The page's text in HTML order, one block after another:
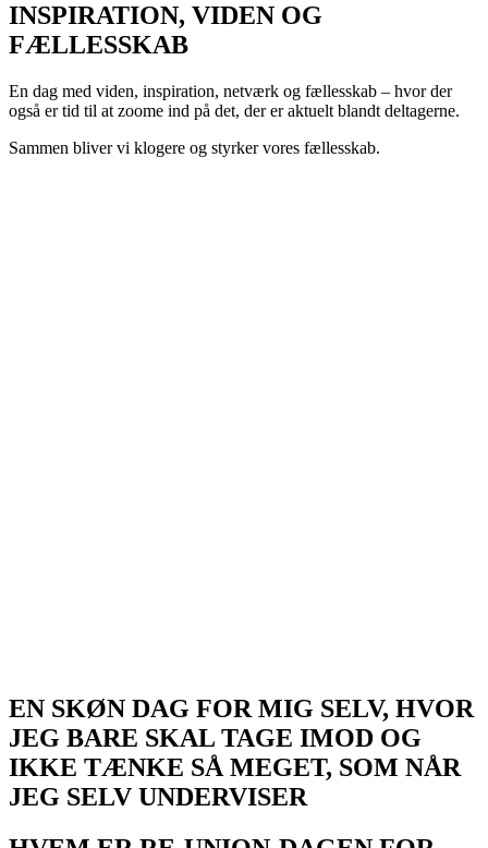
INSPIRATION, VIDEN OG
FÆLLESSKAB
En dag med viden, inspiration, netværk og fællesskab – hvor der
også er tid til at zoome ind på det, der er aktuelt blandt deltagerne.
Sammen bliver vi klogere og styrker vores fællesskab.
EN SKØN DAG FOR MIG SELV, HVOR
JEG BARE SKAL TAGE IMOD OG
IKKE TÆNKE SÅ MEGET, SOM NÅR
JEG SELV UNDERVISER